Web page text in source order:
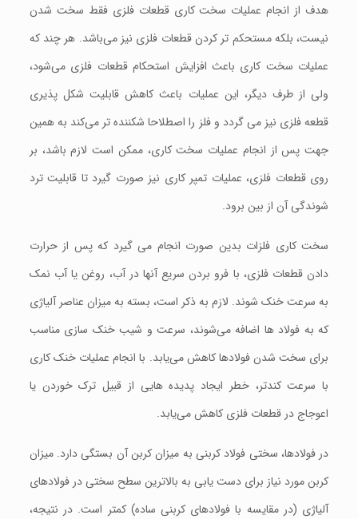
هدف از انجام عملیات سخت کاری قطعات فلزی فقط سخت شدن
نیست، بلکه مستحکم تر کردن قطعات فلزی نیز می‌باشد. هر چند که
عملیات سخت کاری باعث افزایش استحکام قطعات فلزی می‌شود،
ولی از طرف دیگر، این عملیات باعث کاهش قابلیت شکل پذیری
قطعه فلزی نیز می گردد و فلز را اصطلاحا شکننده تر می‌کند به همین
جهت پس از انجام عملیات سخت کاری، ممکن است لازم باشد، بر
روی قطعات فلزی، عملیات تمپر کاری نیز صورت گیرد تا قابلیت ترد
شوندگی آن از بین برود.
سخت کاری فلزات بدین صورت انجام می گیرد که پس از حرارت
دادن قطعات فلزی، با فرو بردن سریع آنها در آب، روغن یا آب نمک
به سرعت خنک شوند. لازم به ذکر است، بسته به میزان عناصر آلیاژی
که به فولاد ها اضافه می‌شوند، سرعت و شیب خنک سازی مناسب
برای سخت شدن فولادها کاهش می‌یابد. با انجام عملیات خنک کاری
با سرعت کندتر، خطر ایجاد پدیده هایی از قبیل ترک خوردن یا
اعوجاج در قطعات فلزی کاهش می‌یابد.
در فولادها، سختی فولاد کربنی به میزان کربن آن بستگی دارد. میزان
کربن مورد نیاز برای دست یابی به بالاترین سطح سختی در فولادهای
آلیاژی (در مقایسه با فولادهای کربنی ساده) کمتر است. در نتیجه،